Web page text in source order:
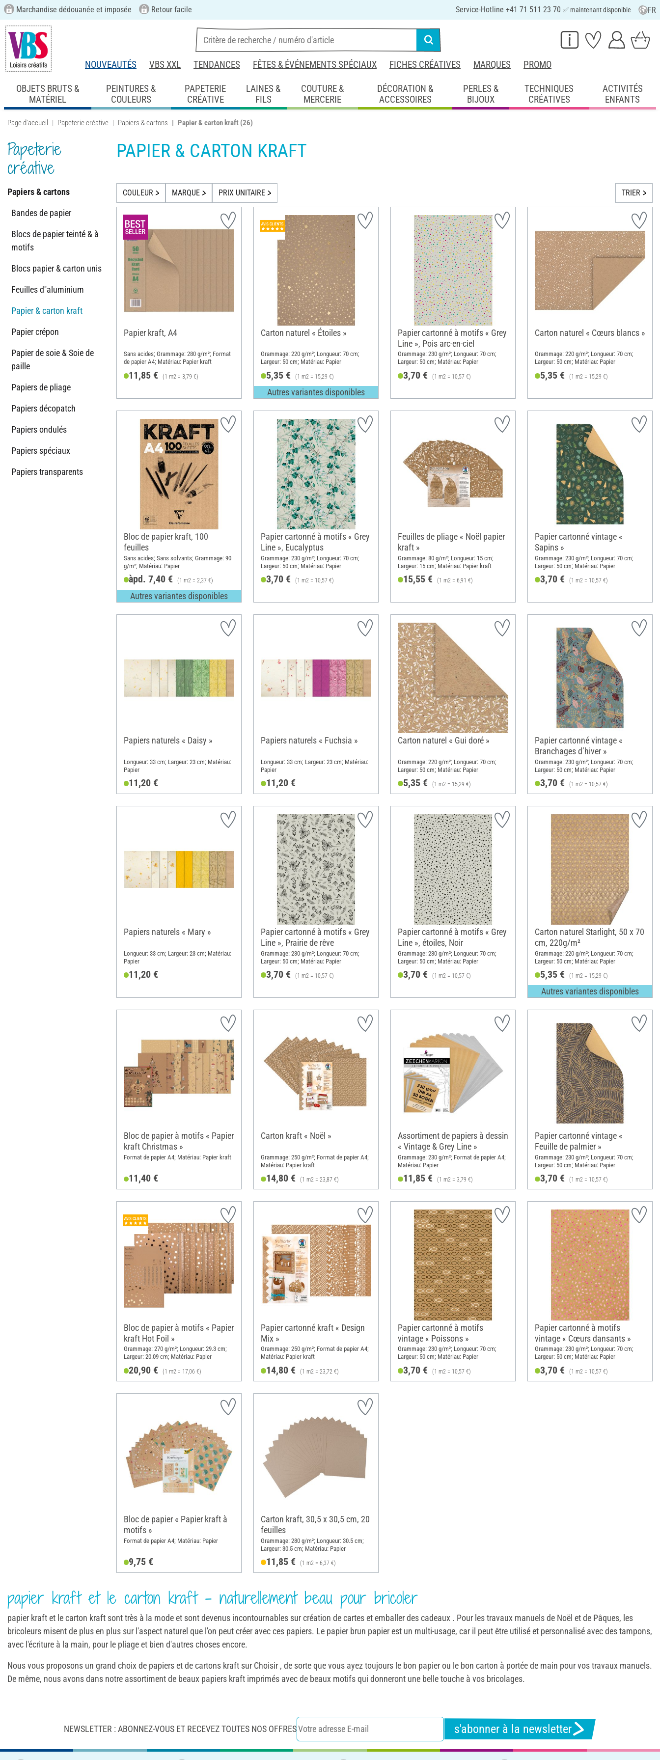
Marchandise dédouanée et imposée Retour facile Service-Hotline +41 71 511 23 70 ✅ maintenant disponible FR
NOUVEAUTÉS VBS XXL TENDANCES FÊTES & ÉVÉNEMENTS SPÉCIAUX FICHES CRÉATIVES MARQUES PROMO
OBJETS BRUTS &
MATÉRIEL
PEINTURES &
COULEURS
PAPETERIE
CRÉATIVE
LAINES &
FILS
COUTURE &
MERCERIE
DÉCORATION &
ACCESSOIRES
PERLES &
BIJOUX
TECHNIQUES
CRÉATIVES
ACTIVITÉS
ENFANTS
Page d'accueil Papeterie créative Papiers & cartons Papier & carton kraft (26)
Papeterie
créative
Papiers & cartons
Bandes de papier
Blocs de papier teinté & à
motifs
Blocs papier & carton unis
Feuilles d''aluminium
Papier & carton kraft
Papier crépon
Papier de soie & Soie de
paille
Papiers de pliage
Papiers décopatch
Papiers ondulés
Papiers spéciaux
Papiers transparents
PAPIER & CARTON KRAFT
COULEUR MARQUE PRIX UNITAIRE TRIER
Papier kraft, A4
Sans acides; Grammage: 280 g/m²; Format
de papier A4; Matériau: Papier kraft
11,85 € (1 m2 = 3,79 €)
Carton naturel « Étoiles »
Grammage: 220 g/m²; Longueur: 70 cm;
Largeur: 50 cm; Matériau: Papier
5,35 € (1 m2 = 15,29 €)
Autres variantes disponibles
Papier cartonné à motifs « Grey
Line », Pois arc-en-ciel
Grammage: 230 g/m²; Longueur: 70 cm;
Largeur: 50 cm; Matériau: Papier
3,70 € (1 m2 = 10,57 €)
Carton naturel « Cœurs blancs »
Grammage: 220 g/m²; Longueur: 70 cm;
Largeur: 50 cm; Matériau: Papier
5,35 € (1 m2 = 15,29 €)
Bloc de papier kraft, 100
feuilles
Sans acides; Sans solvants; Grammage: 90
g/m²; Matériau: Papier
àpd. 7,40 € (1 m2 = 2,37 €)
Autres variantes disponibles
Papier cartonné à motifs « Grey
Line », Eucalyptus
Grammage: 230 g/m²; Longueur: 70 cm;
Largeur: 50 cm; Matériau: Papier
3,70 € (1 m2 = 10,57 €)
Feuilles de pliage « Noël papier
kraft »
Grammage: 80 g/m²; Longueur: 15 cm;
Largeur: 15 cm; Matériau: Papier kraft
15,55 € (1 m2 = 6,91 €)
Papier cartonné vintage «
Sapins »
Grammage: 230 g/m²; Longueur: 70 cm;
Largeur: 50 cm; Matériau: Papier
3,70 € (1 m2 = 10,57 €)
Papiers naturels « Daisy »
Longueur: 33 cm; Largeur: 23 cm; Matériau:
Papier
11,20 €
Papiers naturels « Fuchsia »
Longueur: 33 cm; Largeur: 23 cm; Matériau:
Papier
11,20 €
Carton naturel « Gui doré »
Grammage: 220 g/m²; Longueur: 70 cm;
Largeur: 50 cm; Matériau: Papier
5,35 € (1 m2 = 15,29 €)
Papier cartonné vintage «
Branchages d’hiver »
Grammage: 230 g/m²; Longueur: 70 cm;
Largeur: 50 cm; Matériau: Papier
3,70 € (1 m2 = 10,57 €)
Papiers naturels « Mary »
Longueur: 33 cm; Largeur: 23 cm; Matériau:
Papier
11,20 €
Papier cartonné à motifs « Grey
Line », Prairie de rêve
Grammage: 230 g/m²; Longueur: 70 cm;
Largeur: 50 cm; Matériau: Papier
3,70 € (1 m2 = 10,57 €)
Papier cartonné à motifs « Grey
Line », étoiles, Noir
Grammage: 230 g/m²; Longueur: 70 cm;
Largeur: 50 cm; Matériau: Papier
3,70 € (1 m2 = 10,57 €)
Carton naturel Starlight, 50 x 70
cm, 220g/m²
Grammage: 220 g/m²; Longueur: 70 cm;
Largeur: 50 cm; Matériau: Papier
5,35 € (1 m2 = 15,29 €)
Autres variantes disponibles
Bloc de papier à motifs « Papier
kraft Christmas »
Format de papier A4; Matériau: Papier kraft
11,40 €
Carton kraft « Noël »
Grammage: 250 g/m²; Format de papier A4;
Matériau: Papier kraft
14,80 € (1 m2 = 23,87 €)
Assortiment de papiers à dessin
« Vintage & Grey Line »
Grammage: 230 g/m²; Format de papier A4;
Matériau: Papier
11,85 € (1 m2 = 3,79 €)
Papier cartonné vintage «
Feuille de palmier »
Grammage: 230 g/m²; Longueur: 70 cm;
Largeur: 50 cm; Matériau: Papier
3,70 € (1 m2 = 10,57 €)
Bloc de papier à motifs « Papier
kraft Hot Foil »
Grammage: 270 g/m²; Longueur: 29.3 cm;
Largeur: 20.09 cm; Matériau: Papier
20,90 € (1 m2 = 17,06 €)
Papier cartonné kraft « Design
Mix »
Grammage: 250 g/m²; Format de papier A4;
Matériau: Papier kraft
14,80 € (1 m2 = 23,72 €)
Papier cartonné à motifs
vintage « Poissons »
Grammage: 230 g/m²; Longueur: 70 cm;
Largeur: 50 cm; Matériau: Papier
3,70 € (1 m2 = 10,57 €)
Papier cartonné à motifs
vintage « Cœurs dansants »
Grammage: 230 g/m²; Longueur: 70 cm;
Largeur: 50 cm; Matériau: Papier
3,70 € (1 m2 = 10,57 €)
Bloc de papier « Papier kraft à
motifs »
Format de papier A4; Matériau: Papier
9,75 €
Carton kraft, 30,5 x 30,5 cm, 20
feuilles
Grammage: 280 g/m²; Longueur: 30.5 cm;
Largeur: 30.5 cm; Matériau: Papier
11,85 € (1 m2 = 6,37 €)
papier kraft et le carton kraft - naturellement beau pour bricoler
papier kraft et le carton kraft sont très à la mode et sont devenus incontournables sur création de cartes et emballer des cadeaux . Pour les travaux manuels de Noël et de Pâques, les
bricoleurs misent de plus en plus sur l'aspect naturel que l'on peut créer avec ces papiers. Le papier brun papier est un multi-usage, car il peut être utilisé et personnalisé avec des tampons,
avec l'écriture à la main, pour le pliage et bien d'autres choses encore.
Nous vous proposons un grand choix de papiers et de cartons kraft sur Choisir , de sorte que vous ayez toujours le bon papier ou le bon carton à portée de main pour vos travaux manuels.
De même, nous avons dans notre assortiment de beaux papiers kraft imprimés avec de beaux motifs qui donneront une belle touche à vos bricolages.
NEWSLETTER : ABONNEZ-VOUS ET RECEVEZ TOUTES NOS OFFRES s'abonner à la newsletter